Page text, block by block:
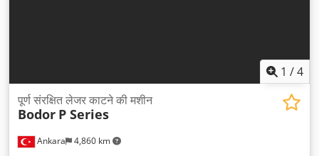
1 /4
Ankara 4,860 km
पूर्ण संरक्षित लेजर काटने की मशीन
Bodor P Series